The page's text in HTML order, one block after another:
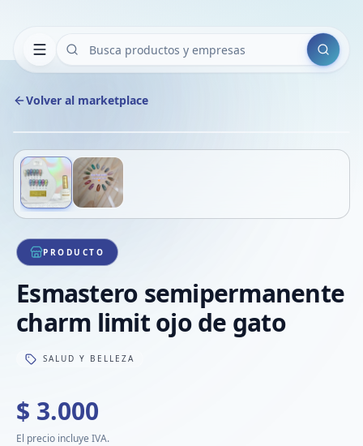
Buscar
Volver al marketplace
1/2
PRODUCTO
Esmastero semipermanente
charm limit ojo de gato
SALUD Y BELLEZA
$ 3.000
El precio incluye IVA.